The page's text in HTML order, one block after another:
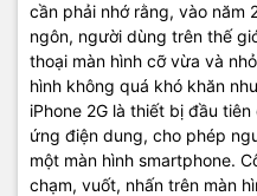
cần phải nhớ rằng, vào năm
ngôn, người dùng trên thế
thoại màn hình cỡ vừa và
hình không quá khó khăn
iPhone 2G là thiết bị đầu
ứng điện dung, cho phép
một màn hình smartphone.
chạm, vuốt, nhấn trên màn